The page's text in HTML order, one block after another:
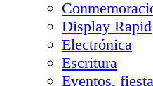
Display Rapid
Electrónica
Escritura
Eventos,